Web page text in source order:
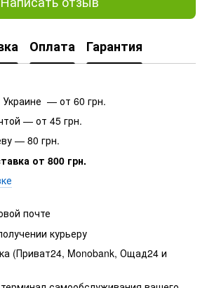
Оплата Гарантия
Украине — от 60 грн.
— от 45 грн.
— 80 грн.
от 800 грн.
почте
курьеру
(Приват24, Monobank, Ощад24 и